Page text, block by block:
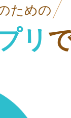
ための
リ